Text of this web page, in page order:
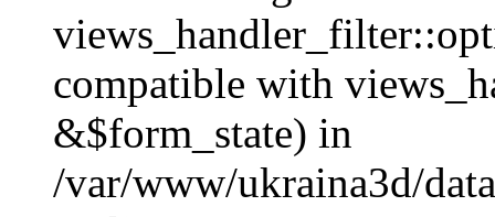
compatible with
&$form_state) in
/var/www/ukraina3d/